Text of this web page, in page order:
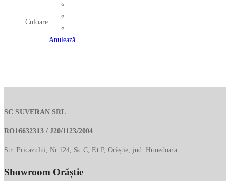
fi
produsului.
Culoare
Anulează
SC SUVERAN SRL
RO16632313 / J20/1123/2004
Str. Pricazului, Nr.124, Sc.C, Et.P, Orăștie, jud. Hunedoara
Showroom Orăștie